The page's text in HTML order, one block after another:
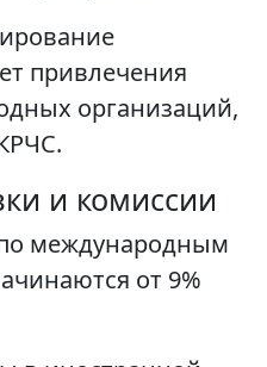
привлечения
организаций,
и комиссии
международным
от 9%